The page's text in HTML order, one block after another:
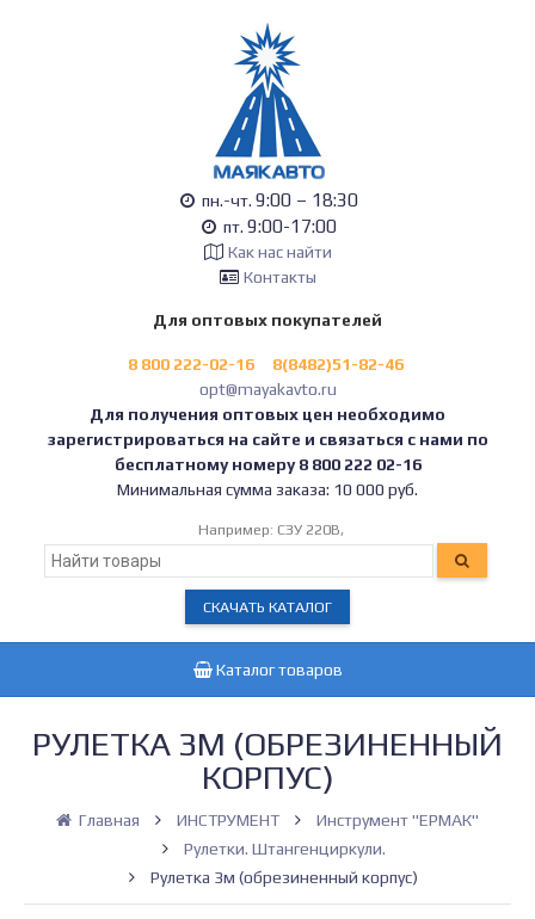
пн.-чт. 9:00 – 18:30
пт. 9:00-17:00
Как нас найти
Контакты
Для оптовых покупателей
8 800 222-02-16
8(8482)51-82-46
opt@mayakavto.ru
Для получения оптовых цен необходимо
зарегистрироваться на сайте и связаться с нами по
бесплатному номеру 8 800 222 02-16
Минимальная сумма заказа: 10 000 руб.
Например: СЗУ 220В,
СКАЧАТЬ КАТАЛОГ
Каталог товаров
РУЛЕТКА 3М (ОБРЕЗИНЕННЫЙ
КОРПУС)
Главная ИНСТРУМЕНТ
Инструмент "ЕРМАК"
Рулетки. Штангенциркули.
Рулетка 3м (обрезиненный корпус)